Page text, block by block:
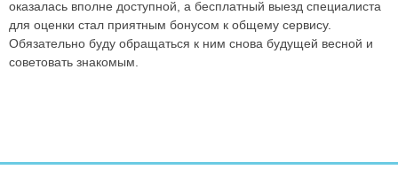
оказалась вполне доступной, а бесплатный выезд специалиста
для оценки стал приятным бонусом к общему сервису.
Обязательно буду обращаться к ним снова будущей весной и
советовать знакомым.